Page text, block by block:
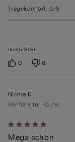
05.05.2026
Tragekomfort: 5/5
0 0
Mit
5
Nicole K
Verifizierter Käufer
Mega schön